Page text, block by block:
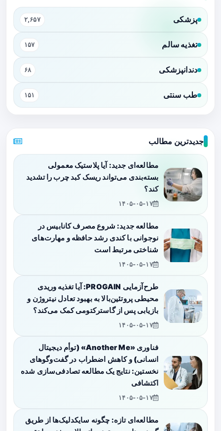
پزشکی ۲,۶۵۷
تغذیه سالم ۱۵۷
دندانپزشکی ۶۸
طب سنتی ۱۵۱
جدیدترین مطالب
مطالعه‌ای جدید: آیا پلاستیک معمولی
بسته‌بندی می‌تواند ریسک کبد چرب را تشدید
کند؟
۱۴۰۵-۰۵-۱۷
مطالعه جدید: شروع مصرف کانابیس در
نوجوانی با کندی رشد حافظه و مهارت‌های
شناختی مرتبط است
۱۴۰۵-۰۵-۱۷
طرح‌آزمایی PROGAIN: آیا تغذیه وریدی
محیطی پروتئین‌بالا به بهبود تعادل نیتروژن و
بازیابی پس از گاسترکتومی کمک می‌کند؟
۱۴۰۵-۰۵-۱۷
فناوری «Another Me» (توأم دیجیتال
انسانی) و کاهش اضطراب در گفت‌وگوهای
نخستین: نتایج یک مطالعه تصادفی‌سازی شده
اکتشافی
۱۴۰۵-۰۵-۱۷
مطالعه‌ای تازه: چگونه سایکدلیک‌ها از طریق